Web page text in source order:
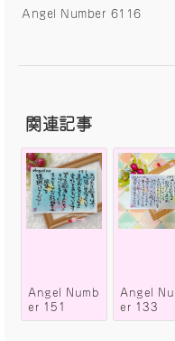
Angel Number 6116
関連記事
Angel Numb
er 151
Angel
er 133